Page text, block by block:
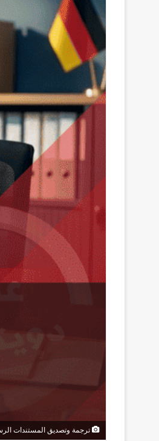
ترجمة وتصديق المستندات